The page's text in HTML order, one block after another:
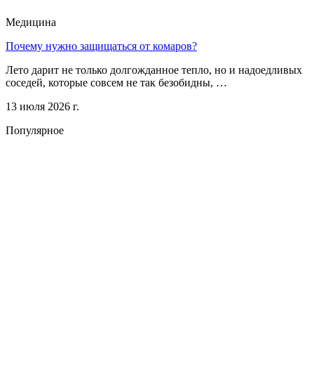
Медицина
Почему нужно защищаться от комаров?
Лето дарит не только долгожданное тепло, но и надоедливых
соседей, которые совсем не так безобидны, …
13 июля 2026 г.
Популярное